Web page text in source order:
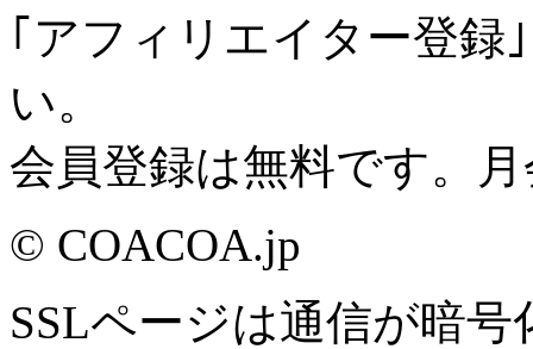
｢アフィリエイター登録
い。
会員登録は無料です。
© COACOA.jp
SSLページは通信が暗